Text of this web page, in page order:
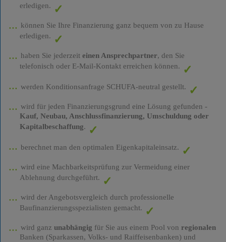
erledigen.
können Sie Ihre Finanzierung ganz bequem von zu Hause
erledigen.
haben Sie jederzeit einen Ansprechpartner, den Sie
telefonisch oder E-Mail-Kontakt erreichen können.
werden Konditionsanfrage SCHUFA-neutral gestellt.
wird für jeden Finanzierungsgrund eine Lösung gefunden -
Kauf, Neubau, Anschlussfinanzierung, Umschuldung oder
Kapitalbeschaffung.
berechnet man den optimalen Eigenkapitaleinsatz.
wird eine Machbarkeitsprüfung zur Vermeidung einer
Ablehnung durchgeführt.
wird der Angebotsvergleich durch professionelle
Baufinanzierungsspezialisten gemacht.
wird ganz unabhängig für Sie aus einem Pool von regionalen
Banken (Sparkassen, Volks- und Raiffeisenbanken) und